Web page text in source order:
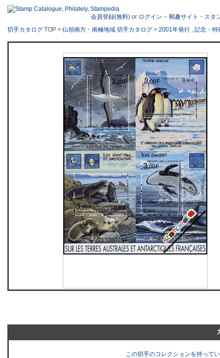
会員登録(無料) or ログイン -- 郵趣サイト・スタ
切手カタログ TOP > 仏領南方・南極地域 切手カタログ > 2001年発行 , 記念・特
この切手のコレクションを持って